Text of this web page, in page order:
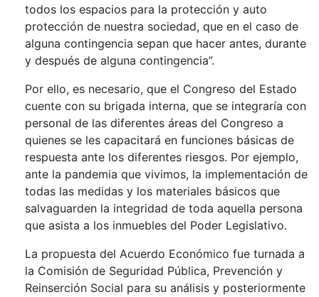
todos los espacios para la protección y auto
protección de nuestra sociedad, que en el caso de
alguna contingencia sepan que hacer antes, durante
y después de alguna contingencia”.
Por ello, es necesario, que el Congreso del Estado
cuente con su brigada interna, que se integraría con
personal de las diferentes áreas del Congreso a
quienes se les capacitará en funciones básicas de
respuesta ante los diferentes riesgos. Por ejemplo,
ante la pandemia que vivimos, la implementación de
todas las medidas y los materiales básicos que
salvaguarden la integridad de toda aquella persona
que asista a los inmuebles del Poder Legislativo.
La propuesta del Acuerdo Económico fue turnada a
la Comisión de Seguridad Pública, Prevención y
Reinserción Social para su análisis y posteriormente